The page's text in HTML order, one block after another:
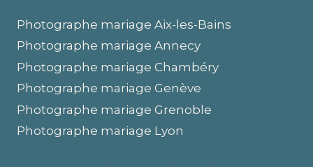
Photographe mariage Aix-les-Bains
Photographe mariage Annecy
Photographe mariage Chambéry
Photographe mariage Genève
Photographe mariage Grenoble
Photographe mariage Lyon